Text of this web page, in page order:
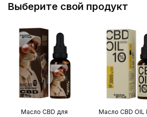
Выберите свой продукт
Масло CBD для
Масло CBD OIL